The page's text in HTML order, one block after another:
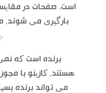
است. صفحات در
بارگیری می شوند,
پمپاژ خون خود را دریافت کنید.
برنده است که
هستند, کازینو با
می تواند برنده